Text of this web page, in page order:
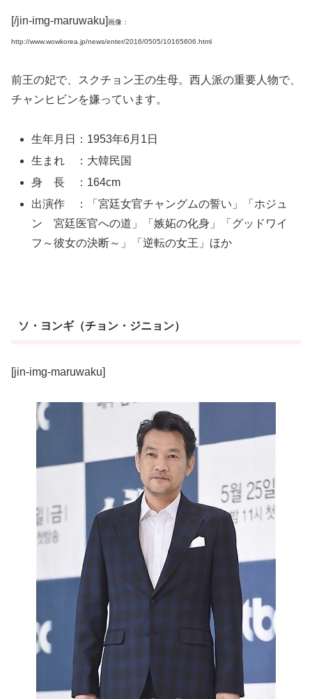
[/jin-img-maruwaku]画像：
http://www.wowkorea.jp/news/enter/2016/0505/10165606.html
前王の妃で、スクチョン王の生母。西人派の重要人物で、
チャンヒビンを嫌っています。
生年月日：1953年6月1日
生まれ ：大韓民国
身 長 ：164cm
出演作 ：「宮廷女官チャングムの誓い」「ホジュ
ン 宮廷医官への道」「嫉妬の化身」「グッドワイ
フ～彼女の決断～」「逆転の女王」ほか
ソ・ヨンギ（チョン・ジニョン）
[jin-img-maruwaku]